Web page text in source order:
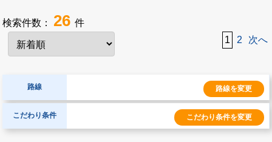
検索件数：26件
1
2 次へ
路線 路線を変更
こだわり条件 こだわり条件を変更